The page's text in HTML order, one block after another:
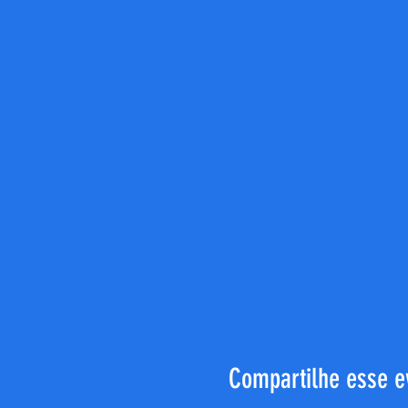
Compartilhe esse